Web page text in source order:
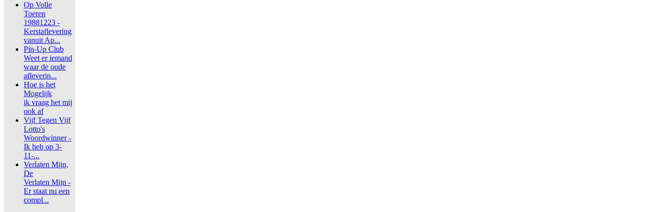
Op Volle
Toeren
19881223 -
Kerstaflevering
vanuit Ap...
Pin-Up Club
Weet er iemand
waar de oude
afleverin...
Hoe is het
Mogelijk
ik vraag het mij
ook af
Vijf Tegen Vijf
Lotto's
Woordwinner -
Ik heb op 3-
11-...
Verlaten Mijn,
De
Verlaten Mijn -
Er staat nu een
compl...